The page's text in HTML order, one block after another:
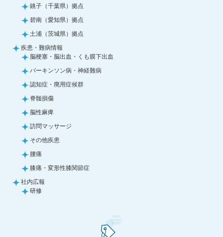
銚子（千葉県）拠点
碧南（愛知県）拠点
土浦（茨城県）拠点
疾患・難病情報
脳梗塞・脳出血・くも膜下出血
パーキンソン病・神経難病
認知症・廃用症候群
脊髄損傷
脳性麻痺
訪問マッサージ
その他疾患
腰痛
膝痛・変形性膝関節症
社内広報
研修